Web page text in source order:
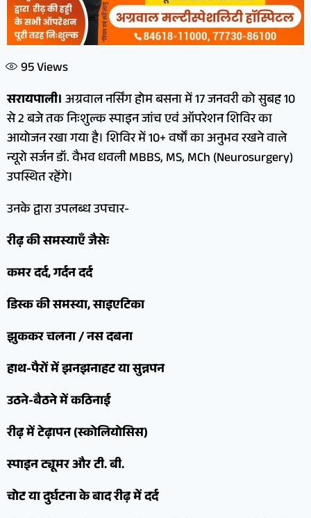
95Views
सरायपाली। अग्रवाल नर्सिंग होम बसना में 17 जनवरी को सुबह 10
से 2 बजे तक निःशुल्क स्पाइन जांच एवं ऑपरेशन शिविर का
आयोजन रखा गया है। शिविर में 10+ वर्षों का अनुभव रखने वाले
न्यूरो सर्जन डॉ. वैभव धवली MBBS, MS, MCh (Neurosurgery)
उपस्थित रहेंगे।
उनके द्वारा उपलब्ध उपचार-
रीढ़ की समस्याएँ जैसेः
कमर दर्द, गर्दन दर्द
डिस्क की समस्या, साइएटिका
झुककर चलना / नस दबना
हाथ-पैरों में झनझनाहट या सुन्नपन
उठने-बैठने में कठिनाई
रीढ़ में टेढ़ापन (स्कोलियोसिस)
स्पाइन ट्यूमर और टी. बी.
चोट या दुर्घटना के बाद रीढ़ में दर्द